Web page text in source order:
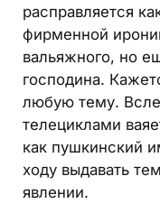
расправляется
фирменной
вальяжного, но
господина.
любую тему.
телециклами
как пушкинский
ходу выдавать
явлении.